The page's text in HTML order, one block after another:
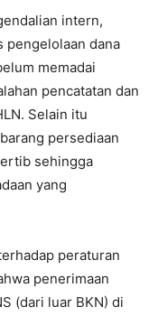
intern,
pengelolaan dana
memadai
pencatatan dan
Selain itu
persediaan
sehingga
yang
peraturan
penerimaan
(dari luar BKN) di